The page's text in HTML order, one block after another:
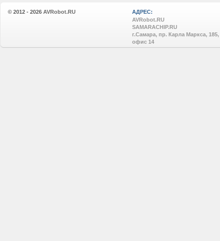
© 2012 - 2026 AVRobot.RU
АДРЕС:
AVRobot.RU
SAMARACHIP.RU
г.Самара, пр. Карла Маркса, 185,
офис 14